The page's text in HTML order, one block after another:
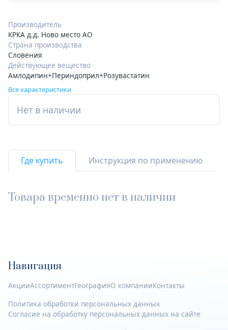
Производитель
КРКА д.д. Ново место АО
Страна производства
Словения
Действующее вещество
Амлодипин+Периндоприл+Розувастатин
Все характеристики
Нет в наличии
Где купить Инструкция по применению
Товара временно нет в наличии
Навигация
АкцииАссортиментГеографияО компанииКонтакты
Политика обработки персональных данных
Согласие на обработку персональных данных на сайте